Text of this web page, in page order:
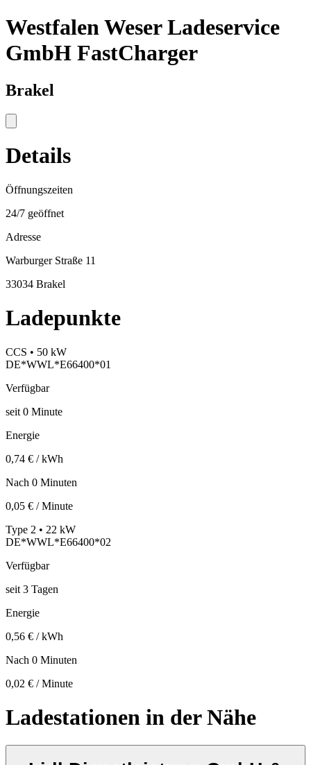
Westfalen Weser Ladeservice
GmbH FastCharger
Brakel
Details
Öffnungszeiten
24/7 geöffnet
Adresse
Warburger Straße 11
33034 Brakel
Ladepunkte
CCS • 50 kW
DE*WWL*E66400*01
Verfügbar
seit 0 Minute
Energie
0,74 € / kWh
Nach 0 Minuten
0,05 € / Minute
Type 2 • 22 kW
DE*WWL*E66400*02
Verfügbar
seit 3 Tagen
Energie
0,56 € / kWh
Nach 0 Minuten
0,02 € / Minute
Ladestationen in der Nähe